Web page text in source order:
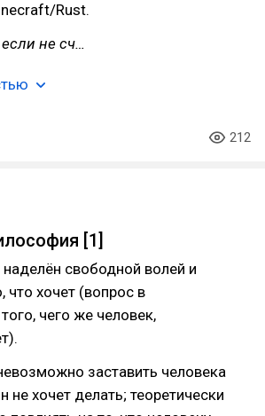
Rust.
не сч…
212
[1]
свободной волей и
что хочет (вопрос в
чего же человек,
заставить человека
не хочет делать; теоретически